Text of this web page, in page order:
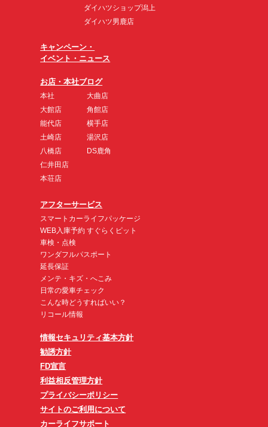
ダイハツショップ潟上
ダイハツ男鹿店
キャンペーン・
イベント・ニュース
お店・本社ブログ
本社
大館店
能代店
土崎店
八橋店
仁井田店
本荘店
大曲店
角館店
横手店
湯沢店
DS鹿角
アフターサービス
スマートカーライフパッケージ
WEB入庫予約 すぐらくピット
車検・点検
ワンダフルパスポート
延長保証
メンテ・キズ・へこみ
日常の愛車チェック
こんな時どうすればいい？
リコール情報
情報セキュリティ基本方針
勧誘方針
FD宣言
利益相反管理方針
プライバシーポリシー
サイトのご利用について
カーライフサポート